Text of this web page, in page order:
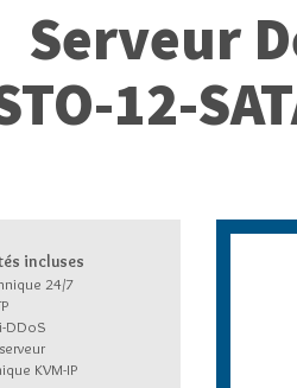
Serveur
12-
incluses
24/7
DDoS
KVM-IP